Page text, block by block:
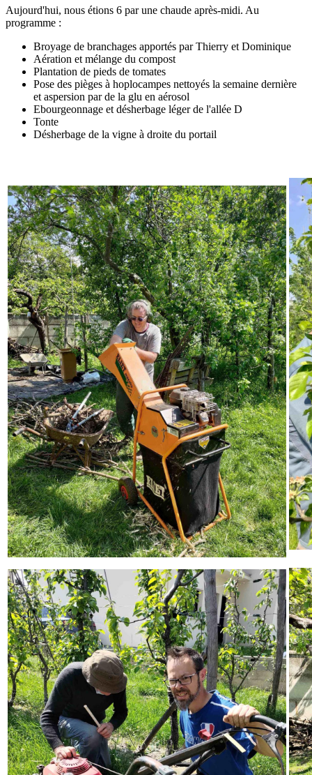
Aujourd'hui, nous étions 6 par une chaude après-midi. Au
programme :
Broyage de branchages apportés par Thierry et Dominique
Aération et mélange du compost
Plantation de pieds de tomates
Pose des pièges à hoplocampes nettoyés la semaine dernière
et aspersion par de la glu en aérosol
Ebourgeonnage et désherbage léger de l'allée D
Tonte
Désherbage de la vigne à droite du portail